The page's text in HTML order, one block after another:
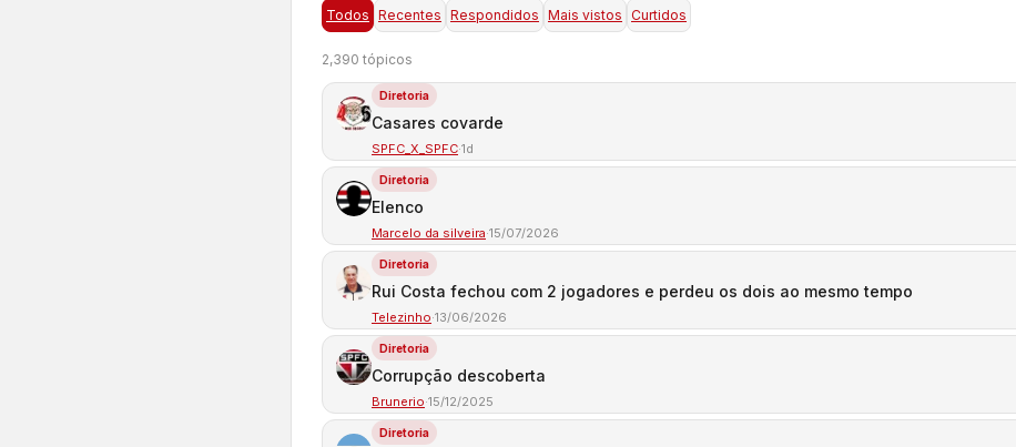
Todos Recentes Respondidos Mais vistos Curtidos
2,390 tópicos
Diretoria
Casares covarde
SPFC_X_SPFC·1d
Diretoria
Elenco
Marcelo da silveira·15/07/2026
Diretoria
Rui Costa fechou com 2 jogadores e perdeu os dois ao mesmo tempo
Telezinho·13/06/2026
Diretoria
Corrupção descoberta
Brunerio·15/12/2025
Diretoria